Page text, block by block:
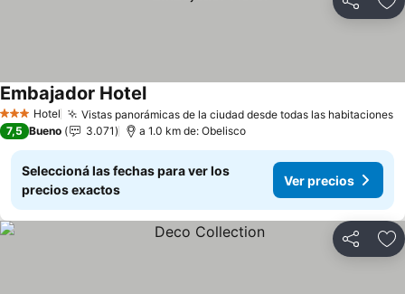
Compartir
3 Estrellas
Hotel Vistas panorámicas de la ciudad desde todas las habitaciones
Embajador Hotel
7,5 Bueno 3.071 a 1.0 km de: Obelisco
Seleccioná las fechas para ver los
precios exactos
Ver precios
Compartir